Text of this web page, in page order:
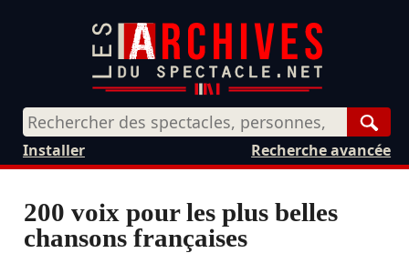
Recherche avancée
Installer
200 voix pour les plus belles
chansons françaises